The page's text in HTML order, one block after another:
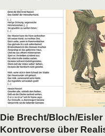
Die Brecht/Bloch/
Kontroverse über